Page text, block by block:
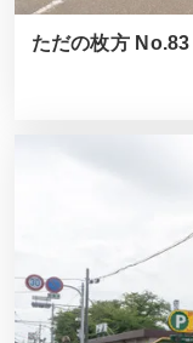
ただの枚方